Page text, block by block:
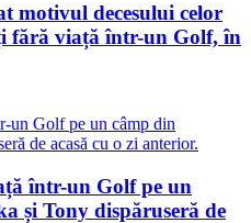
motivul decesului celor
fără viață într-un Golf, în
într-un Golf pe un
și Tony dispăruseră de